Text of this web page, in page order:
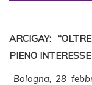
ARCIGAY:
PIENO
Bologna, 28